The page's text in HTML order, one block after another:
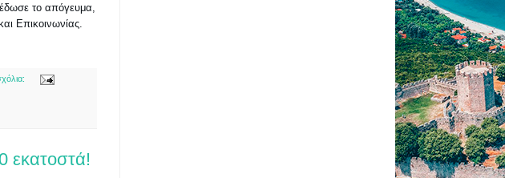
το απόγευμα,
Επικοινωνίας.
εκατοστά!